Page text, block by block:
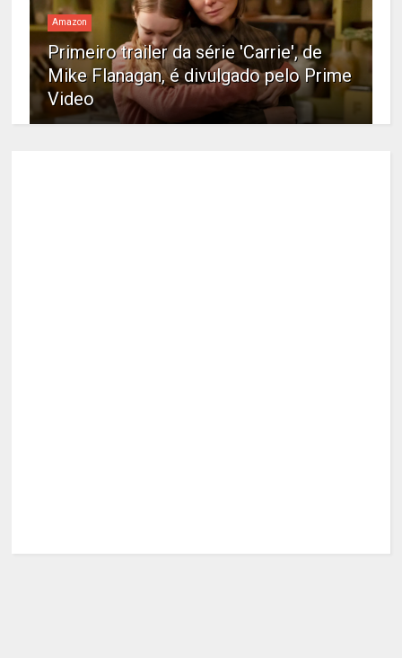
Amazon
Primeiro trailer da série 'Carrie', de
Mike Flanagan, é divulgado pelo Prime
Video